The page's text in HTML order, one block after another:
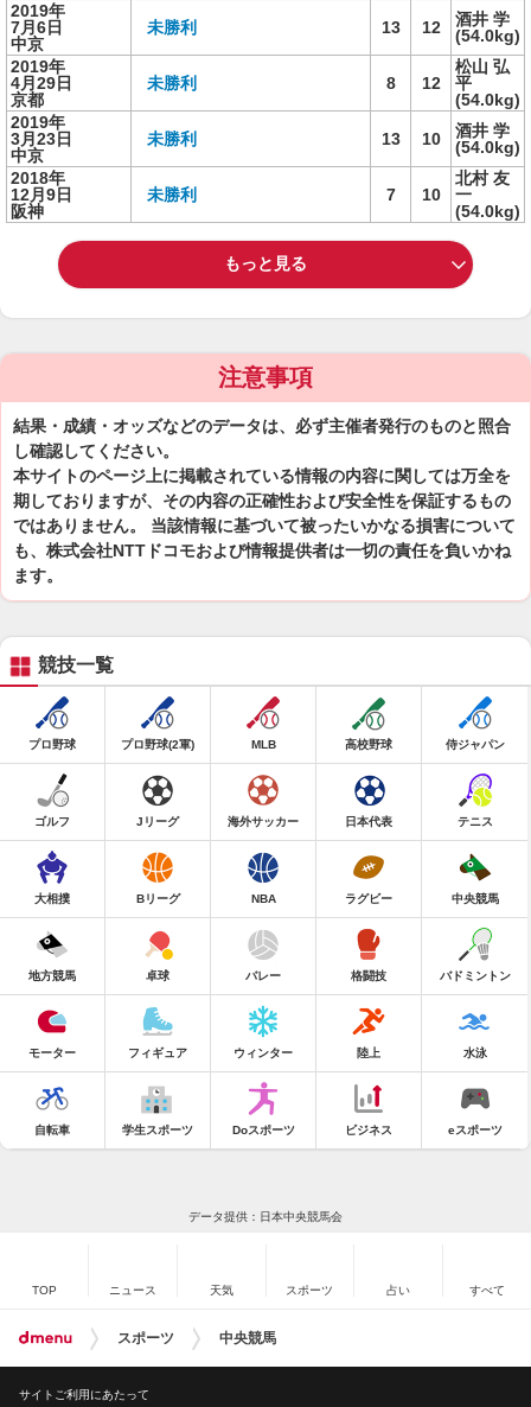
2019年
7月6日
中京
未勝利 13 12
酒井 学
(54.0kg)
2019年
4月29日
京都
未勝利 8 12
松山 弘
平
(54.0kg)
2019年
3月23日
中京
未勝利 13 10
酒井 学
(54.0kg)
2018年
12月9日
阪神
未勝利 7 10
北村 友
一
(54.0kg)
もっと見る
注意事項
結果・成績・オッズなどのデータは、必ず主催者発行のものと照合
し確認してください。
本サイトのページ上に掲載されている情報の内容に関しては万全を
期しておりますが、その内容の正確性および安全性を保証するもの
ではありません。 当該情報に基づいて被ったいかなる損害について
も、株式会社NTTドコモおよび情報提供者は一切の責任を負いかね
ます。
競技一覧
プロ野球 プロ野球(2軍) MLB 高校野球 侍ジャパン
ゴルフ Jリーグ 海外サッカー 日本代表 テニス
大相撲 Bリーグ NBA ラグビー 中央競馬
地方競馬 卓球 バレー 格闘技 バドミントン
モーター フィギュア ウィンター 陸上 水泳
自転車 学生スポーツ Doスポーツ ビジネス eスポーツ
データ提供：日本中央競馬会
TOP ニュース 天気 スポーツ 占い すべて
スポーツ 中央競馬
サイトご利用にあたって